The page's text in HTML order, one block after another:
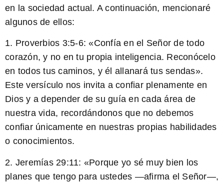
en la sociedad actual. A continuación, mencionaré
algunos de ellos:
1. Proverbios 3:5-6: «Confía en el Señor de todo
corazón, y no en tu propia inteligencia. Reconócelo
en todos tus caminos, y él allanará tus sendas».
Este versículo nos invita a confiar plenamente en
Dios y a depender de su guía en cada área de
nuestra vida, recordándonos que no debemos
confiar únicamente en nuestras propias habilidades
o conocimientos.
2. Jeremías 29:11: «Porque yo sé muy bien los
planes que tengo para ustedes —afirma el Señor—,